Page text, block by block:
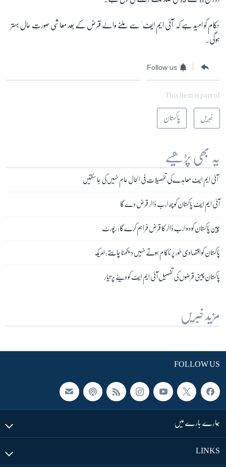
حکام کو امید ہے کہ 'آئی ایم ایف' سے ملنے والے قرض کے بعد معاشی صورتِ حال بہتر
ہوگی۔
Follow us
This item is part of
خبریں پاکستان
یہ بھی پڑھیے
'آئی ایم ایف معاہدے کی تفصیلات فی الحال عام نہیں کی جا سکتیں'
آئی ایم ایف پاکستان کو چھ ارب ڈالر قرض دے گا
چین پاکستان کو دو ارب ڈالر کا قرض فراہم کرے گا: رپورٹ
پاکستان کو اقتصادی طور پر ناکام ہوتے نہیں دیکھنا چاہتے: امریکہ
پاکستان چینی قرضوں کی تفصیل آئی ایم ایف کو دینے پر تیار
مزید خبریں
FOLLOW US
ہمارے بارے میں
LINKS